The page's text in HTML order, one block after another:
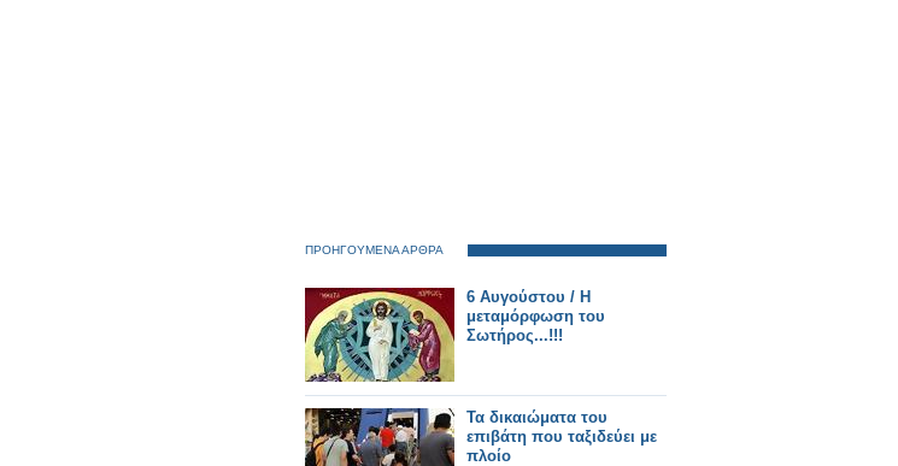
ΠΡΟΗΓΟΥΜΕΝΑ ΑΡΘΡΑ
6 Αυγούστου / Η
μεταμόρφωση του
Σωτήρος...!!!
Τα δικαιώματα του
επιβάτη που ταξιδεύει με
πλοίο